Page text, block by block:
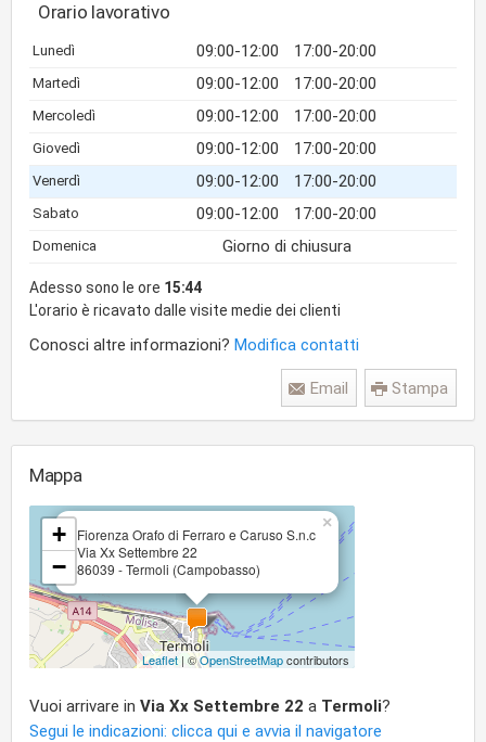
Orario lavorativo
Lunedì 09:00-12:00 17:00-20:00
Martedì 09:00-12:00 17:00-20:00
Mercoledì 09:00-12:00 17:00-20:00
Giovedì 09:00-12:00 17:00-20:00
Venerdì 09:00-12:00 17:00-20:00
Sabato 09:00-12:00 17:00-20:00
Domenica Giorno di chiusura
Adesso sono le ore 15:44
L'orario è ricavato dalle visite medie dei clienti
Conosci altre informazioni? Modifica contatti
Stampa
Email
Mappa
Fiorenza Orafo di Ferraro e Caruso S.n.c
Via Xx Settembre 22
86039 - Termoli (Campobasso)
×
+
−
Leaflet | ©OpenStreetMapcontributors
Vuoi arrivare in Via Xx Settembre 22 a Termoli?
Segui le indicazioni: clicca qui e avvia il navigatore